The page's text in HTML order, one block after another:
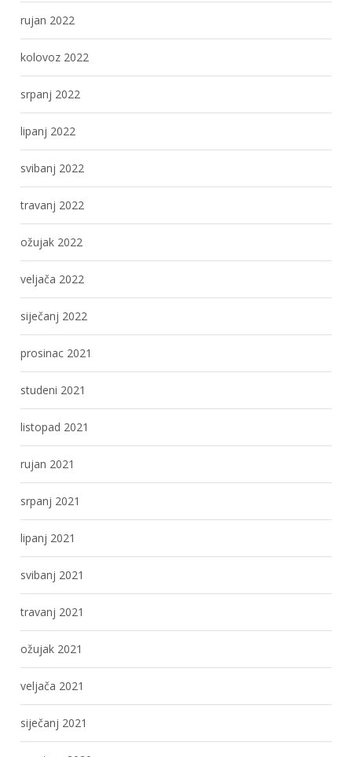
rujan 2022
kolovoz 2022
srpanj 2022
lipanj 2022
svibanj 2022
travanj 2022
ožujak 2022
veljača 2022
siječanj 2022
prosinac 2021
studeni 2021
listopad 2021
rujan 2021
srpanj 2021
lipanj 2021
svibanj 2021
travanj 2021
ožujak 2021
veljača 2021
siječanj 2021